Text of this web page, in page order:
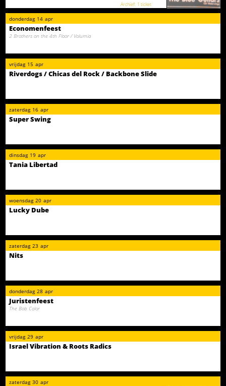
1 ticket
donderdag 14 apr
Economenfeest
2 Brothers on the 4th Floor / Volumia
vrijdag 15 apr
Riverdogs / Chicas del Rock / Backbone Slide
zaterdag 16 apr
Super Swing
dinsdag 19 apr
Tania Libertad
woensdag 20 apr
Lucky Dube
zaterdag 23 apr
Nits
donderdag 28 apr
Juristenfeest
The Bob Color
vrijdag 29 apr
Israel Vibration & Roots Radics
zaterdag 30 apr